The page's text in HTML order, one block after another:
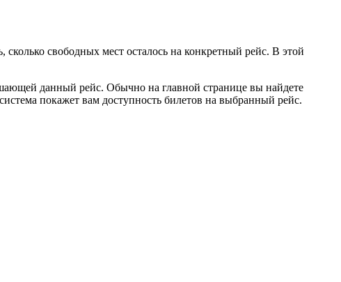
свободных мест осталось на конкретный рейс. В этой
данный рейс. Обычно на главной странице вы найдете
покажет вам доступность билетов на выбранный рейс.